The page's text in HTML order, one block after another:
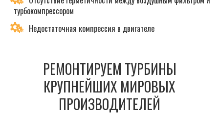
турбокомпрессором
Недостаточная компрессия в двигателе
РЕМОНТИРУЕМ ТУРБИНЫ
КРУПНЕЙШИХ МИРОВЫХ
ПРОИЗВОДИТЕЛЕЙ